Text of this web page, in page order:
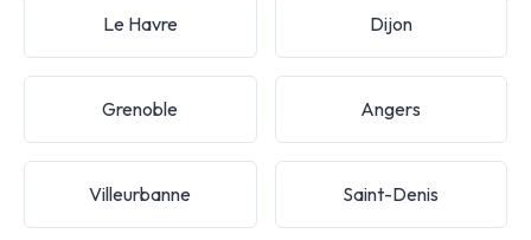
Le Havre Dijon
Grenoble Angers
Villeurbanne Saint-Denis